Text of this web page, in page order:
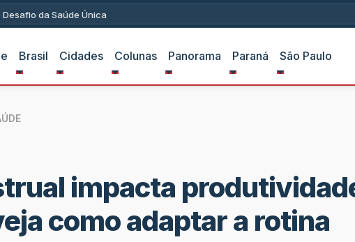
Desafio da Saúde Única
Brasil Cidades Colunas Panorama Paraná São Paulo
impacta
como adaptar a rotina